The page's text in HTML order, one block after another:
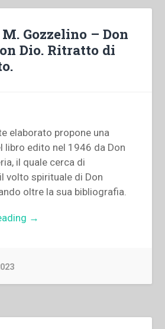
Gozzelino – Don
Dio. Ritratto di
elaborato propone una
libro edito nel 1946 da Don
il quale cerca di
volto spirituale di Don
oltre la sua bibliografia.
“Giorgio
Dio.
→